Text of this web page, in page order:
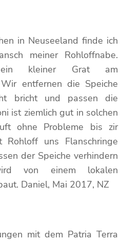
in Neuseeland finde ich
meiner Rohloffnabe.
ein kleiner Grat am
entfernen die Speiche
bricht und passen die
ist ziemlich gut in solchen
ohne Probleme bis zir
uns Flanschringe
der Speiche verhindern
von einem lokalen
Daniel, Mai 2017, NZ
mit dem Patria Terra